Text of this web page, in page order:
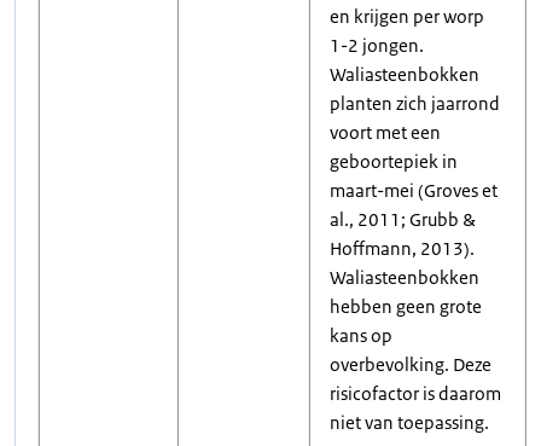
en krijgen per worp
1-2 jongen.
Waliasteenbokken
planten zich jaarrond
voort met een
geboortepiek in
maart-mei (Groves et
al., 2011; Grubb &
Hoffmann, 2013).
Waliasteenbokken
hebben geen grote
kans op
overbevolking. Deze
risicofactor is daarom
niet van toepassing.